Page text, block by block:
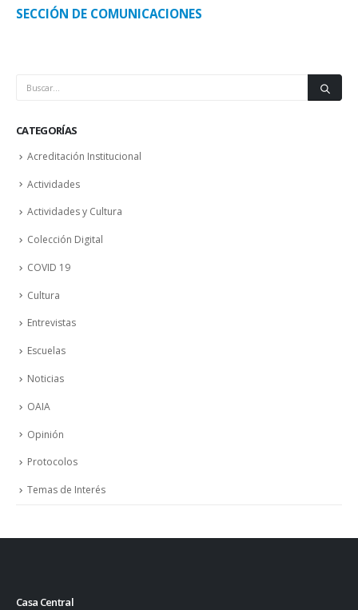
SECCIÓN DE COMUNICACIONES
CATEGORÍAS
Acreditación Institucional
Actividades
Actividades y Cultura
Colección Digital
COVID 19
Cultura
Entrevistas
Escuelas
Noticias
OAIA
Opinión
Protocolos
Temas de Interés
Casa Central